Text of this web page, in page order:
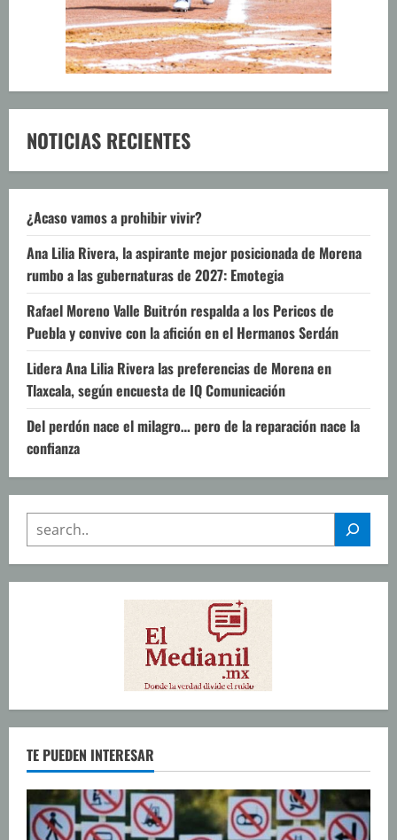
NOTICIAS RECIENTES
¿Acaso vamos a prohibir vivir?
Ana Lilia Rivera, la aspirante mejor posicionada de Morena
rumbo a las gubernaturas de 2027: Emotegia
Rafael Moreno Valle Buitrón respalda a los Pericos de
Puebla y convive con la afición en el Hermanos Serdán
Lidera Ana Lilia Rivera las preferencias de Morena en
Tlaxcala, según encuesta de IQ Comunicación
Del perdón nace el milagro… pero de la reparación nace la
confianza
SEARCH
TE PUEDEN INTERESAR